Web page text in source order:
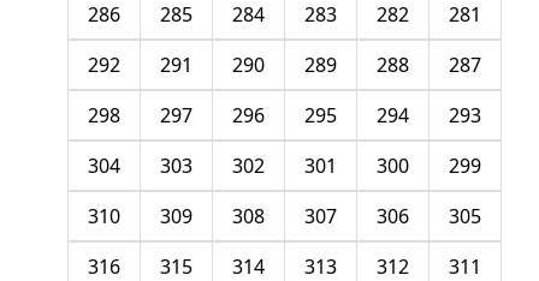
281
282
283
284
285
286
287
288
289
290
291
292
293
294
295
296
297
298
299
300
301
302
303
304
305
306
307
308
309
310
311
312
313
314
315
316